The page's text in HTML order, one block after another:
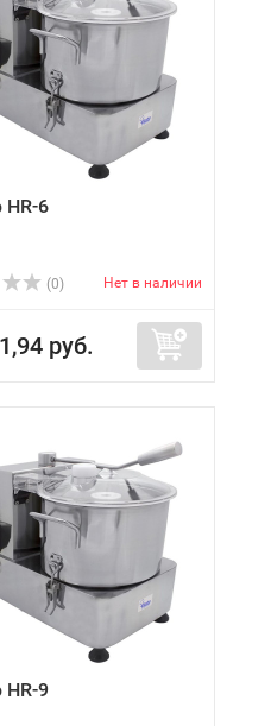
HR-6
(0) Нет в наличии
руб.
HR-9